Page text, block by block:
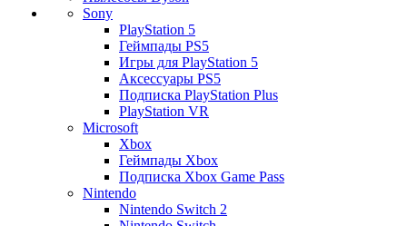
Sony
PlayStation 5
Геймпады PS5
Игры для PlayStation 5
Аксессуары PS5
Подписка PlayStation Plus
PlayStation VR
Microsoft
Xbox
Геймпады Xbox
Подписка Xbox Game Pass
Nintendo
Nintendo Switch 2